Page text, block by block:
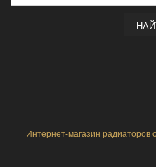
Интернет-магазин радиаторов